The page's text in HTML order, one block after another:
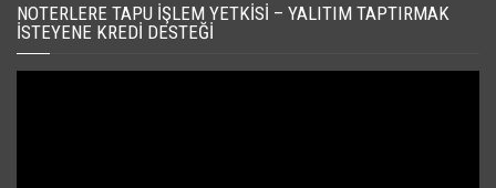
NOTERLERE TAPU İŞLEM YETKISI – YALITIM TAPTIRMAK
İSTEYENE KREDI DESTEĞI